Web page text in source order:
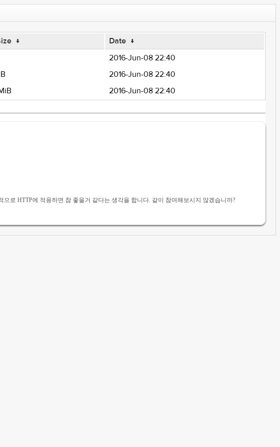
↓ Date ↓
2016-Jun-08 22:40
2016-Jun-08 22:40
2016-Jun-08 22:40
로 HTTP에 적용하면 참 좋을거 같다는 생각을 합니다. 같이 참여해보시지 않겠습니까?